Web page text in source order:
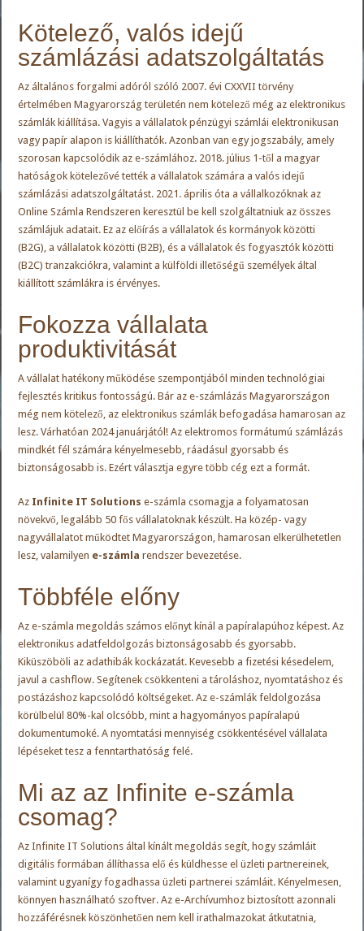
Kötelező, valós idejű
számlázási adatszolgáltatás
Az általános forgalmi adóról szóló 2007. évi CXXVII törvény
értelmében Magyarország területén nem kötelező még az elektronikus
számlák kiállítása. Vagyis a vállalatok pénzügyi számlái elektronikusan
vagy papír alapon is kiállíthatók. Azonban van egy jogszabály, amely
szorosan kapcsolódik az e-számlához. 2018. július 1-től a magyar
hatóságok kötelezővé tették a vállalatok számára a valós idejű
számlázási adatszolgáltatást. 2021. április óta a vállalkozóknak az
Online Számla Rendszeren keresztül be kell szolgáltatniuk az összes
számlájuk adatait. Ez az előírás a vállalatok és kormányok közötti
(B2G), a vállalatok közötti (B2B), és a vállalatok és fogyasztók közötti
(B2C) tranzakciókra, valamint a külföldi illetőségű személyek által
kiállított számlákra is érvényes.
Fokozza vállalata
produktivitását
A vállalat hatékony működése szempontjából minden technológiai
fejlesztés kritikus fontosságú. Bár az e-számlázás Magyarországon
még nem kötelező, az elektronikus számlák befogadása hamarosan az
lesz. Várhatóan 2024 januárjától! Az elektromos formátumú számlázás
mindkét fél számára kényelmesebb, ráadásul gyorsabb és
biztonságosabb is. Ezért választja egyre több cég ezt a formát.
Az Infinite IT Solutions e-számla csomagja a folyamatosan
növekvő, legalább 50 fős vállalatoknak készült. Ha közép- vagy
nagyvállalatot működtet Magyarországon, hamarosan elkerülhetetlen
lesz, valamilyen e-számla rendszer bevezetése.
Többféle előny
Az e-számla megoldás számos előnyt kínál a papíralapúhoz képest. Az
elektronikus adatfeldolgozás biztonságosabb és gyorsabb.
Kiküszöböli az adathibák kockázatát. Kevesebb a fizetési késedelem,
javul a cashflow. Segítenek csökkenteni a tároláshoz, nyomtatáshoz és
postázáshoz kapcsolódó költségeket. Az e-számlák feldolgozása
körülbelül 80%-kal olcsóbb, mint a hagyományos papíralapú
dokumentumoké. A nyomtatási mennyiség csökkentésével vállalata
lépéseket tesz a fenntarthatóság felé.
Mi az az Infinite e-számla
csomag?
Az Infinite IT Solutions által kínált megoldás segít, hogy számláit
digitális formában állíthassa elő és küldhesse el üzleti partnereinek,
valamint ugyanígy fogadhassa üzleti partnerei számláit. Kényelmesen,
könnyen használható szoftver. Az e-Archívumhoz biztosított azonnali
hozzáférésnek köszönhetően nem kell irathalmazokat átkutatnia,